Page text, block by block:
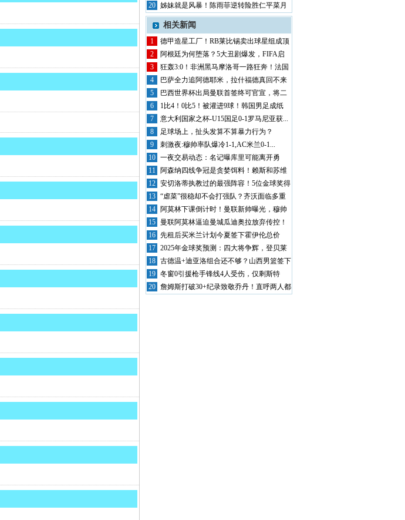
20 姊妹就是风暴！陈雨菲逆转险胜仁平菜月
相关新闻
1
德甲造星工厂！RB莱比锡卖出球星组成顶
配阵...
2
阿根廷为何堕落？5大丑剧爆发，FIFA启
动...
3
狂轰3:0！非洲黑马摩洛哥一路狂奔！法国
男...
4
巴萨全力追阿德耶米，拉什福德真回不来
了？
5
巴西世界杯出局曼联首签终可官宣，将二
次体检...
6
1比4！0比5！被灌进9球！韩国男足成纸
老...
7
意大利国家之杯-U15国足0-1罗马尼亚获...
8
足球场上，扯头发算不算暴力行为？
9
刺激夜:穆帅率队爆冷1-1,AC米兰0-1...
10 一夜交易动态：名记曝库里可能离开勇
士，雄鹿...
11
阿森纳四线争冠是贪婪饵料！赖斯和苏维
门迪若...
12 安切洛蒂执教过的最强阵容！5位金球奖得
主！...
13 “虐菜”很稳却不会打强队？齐沃面临多重
考验...
14
阿莫林下课倒计时！曼联新帅曝光，穆帅
成大热...
15
曼联阿莫林逼迫曼城瓜迪奥拉放弃传控！
被看穿...
16 先租后买米兰计划今夏签下霍伊伦总价
4000...
17 2025年金球奖预测：四大将争辉，登贝莱
能...
18 古德温+迪亚洛组合还不够？山西男篮签下
NB...
19 冬窗0引援枪手锋线4人受伤，仅剩斯特
林、特...
20 詹姆斯打破30+纪录致敬乔丹！直呼两人都